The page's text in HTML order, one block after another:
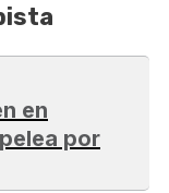
en
por